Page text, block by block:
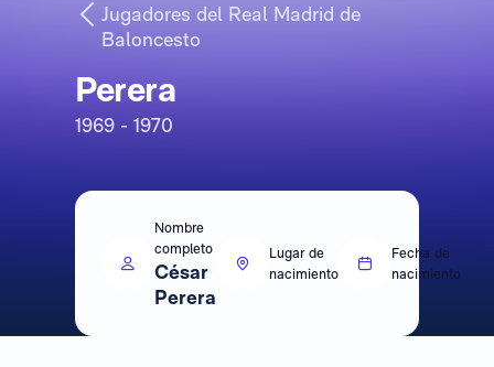
Jugadores del Real Madrid de
Baloncesto
Perera
1969 - 1970
Nombre
completo
César
Perera
Lugar de
nacimiento
Fecha de
nacimiento